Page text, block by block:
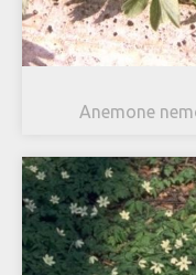
Anemone